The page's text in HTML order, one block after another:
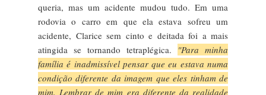
queria, mas um acidente mudou tudo. Em uma
rodovia o carro em que ela estava sofreu um
acidente, Clarice sem cinto e deitada foi a mais
atingida se tornando tetraplégica. "Para minha
família é inadmissível pensar que eu estava numa
condição diferente da imagem que eles tinham de
mim. Lembrar de mim era diferente da realidade